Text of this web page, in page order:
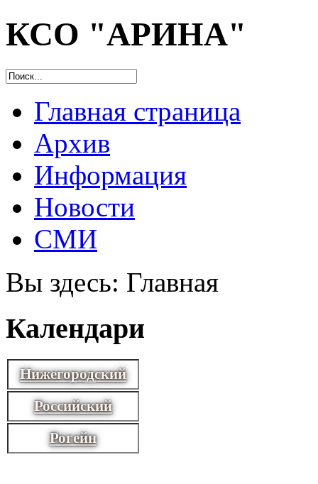
КСО "АРИНА"
Главная страница
Архив
Информация
Новости
СМИ
Вы здесь: Главная
Календари
Нижегородский
Российский
Рогейн